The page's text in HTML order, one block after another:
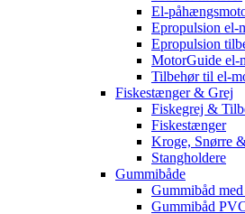
El-
Epropulsion el-
Epropulsion
MotorGuide el-
Tilbehør til el-
Fiskestænger & Grej
Fiskegrej &
Fiskestænger
Kroge, Snørre
Stangholdere
Gummibåde
Gummibåd
Gummibåd